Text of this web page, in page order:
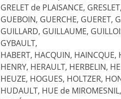
GRELET de PLAISANCE,
GUEBOIN, GUERCHE, GUERET,
GUILLARD, GUILLAUME,
GYBAULT,
HABERT, HACQUIN,
HENRY, HERAULT, HERBELIN,
HEUZE, HOGUES, HOLTZER,
HUDAULT, HUE de